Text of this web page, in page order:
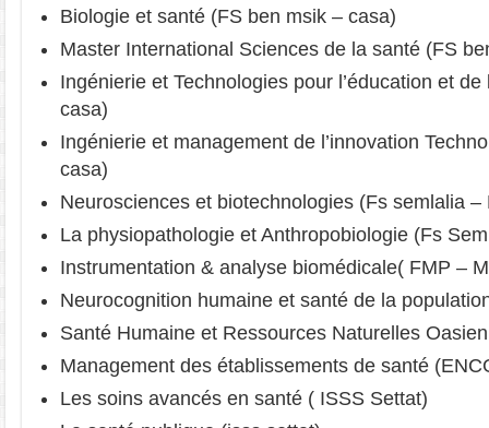
Biologie et santé (FS ben msik – casa)
Master International Sciences de la santé (FS
Ingénierie et Technologies pour l’éducation et
casa)
Ingénierie et management de l’innovation
casa)
Neurosciences et biotechnologies (Fs semlalia –
La physiopathologie et Anthropobiologie (Fs
Instrumentation & analyse biomédicale( FMP –
Neurocognition humaine et santé de la
Santé Humaine et Ressources Naturelles
Management des établissements de santé
Les soins avancés en santé ( ISSS Settat)